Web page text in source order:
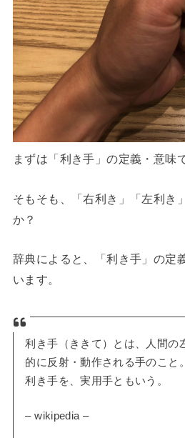
まずは「利き手」の定義・意味
そもそも、「右利き」「左利き
か？
辞典によると、「利き手」の定
います。
利き手（ききて）とは、人間の
的に反射・動作される手のこと
利き手を、実用手ともいう。
– wikipedia –